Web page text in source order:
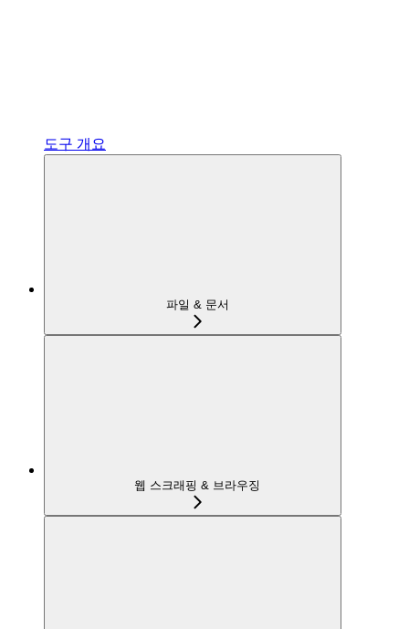
도구 개요
파일 & 문서
웹 스크래핑 & 브라우징